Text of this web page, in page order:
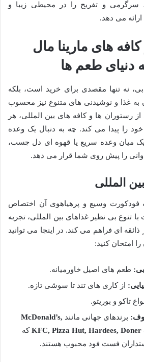
سرگرمی و تفریح را در محیطی زیبا و
ارائه می دهد.
های مارینا مال
طعم ها
نه تنها مقصدی برای خرید است، بلکه
به غذا و نوشیدنی های متنوع نیز محسوب
رستوران ها و کافه های بین المللی، هر
خود را پیدا می کند. چه به دنبال یک وعده
میان وعده سریع یا قهوه ای دل چسب،
را پیش روی شما قرار می دهد.
المللی
فودکورت وسیع و پرهیاهوی آن اختصاص
تنوع بی نظیر غذاهای بین المللی، تجربه
ای فراهم می کند. در اینجا می توانید
امتحان کنید:
طعم های اصیل خاورمیانه.
از کاری های تند تا سوشی تازه.
تاکو و بوریتو.
برندهای جهانی مانند McDonald’s,
KFC, Pizza Hut, Hardees,که
فست فود محبوب هستند.